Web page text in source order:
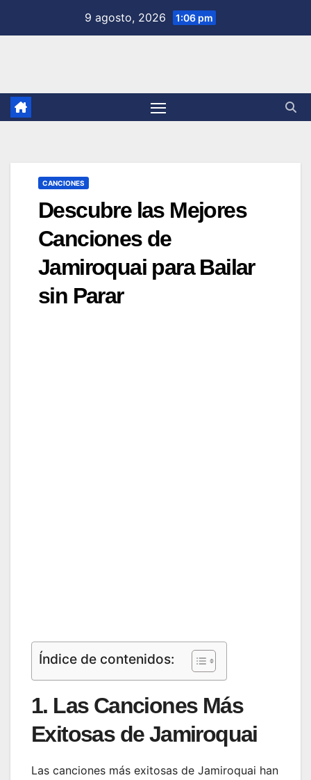
9 agosto, 2026 1:06 pm
CANCIONES
Descubre las Mejores
Canciones de
Jamiroquai para Bailar
sin Parar
Índice de contenidos:
1. Las Canciones Más
Exitosas de Jamiroquai
Las canciones más exitosas de Jamiroquai han